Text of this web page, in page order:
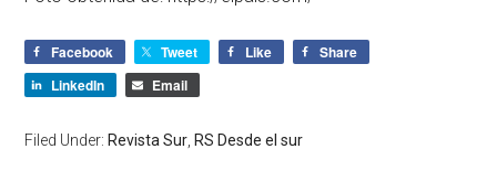
Facebook Tweet Like
Share
LinkedIn
Email
Filed Under:Revista Sur ,RS Desde el sur